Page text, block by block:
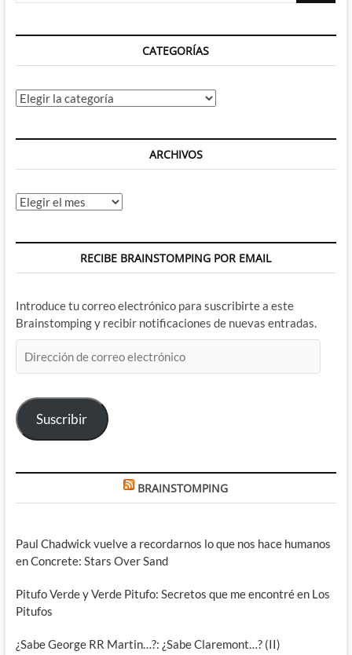
cerveza,
los
CATEGORÍAS
Categorías
ARCHIVOS
Archivos
RECIBE BRAINSTOMPING POR EMAIL
Introduce tu correo electrónico para suscribirte a este
Brainstomping y recibir notificaciones de nuevas entradas.
de
electrónico
Suscribir
BRAINSTOMPING
Paul Chadwick vuelve a recordarnos lo que nos hace humanos
en Concrete: Stars Over Sand
Pitufo Verde y Verde Pitufo: Secretos que me encontré en Los
Pitufos
¿Sabe George RR Martin…?: ¿Sabe Claremont…? (II)